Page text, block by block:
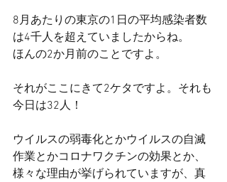
8月あたりの東京の1日の平均感染者数
は4千人を超えていましたからね。
ほんの2か月前のことですよ。
それがここにきて2ケタですよ。それも
今日は32人！
ウイルスの弱毒化とかウイルスの自滅
作業とかコロナワクチンの効果とか、
様々な理由が挙げられていますが、真